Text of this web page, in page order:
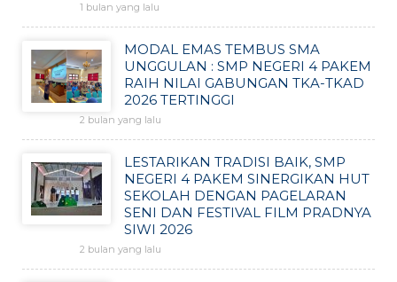
1 bulan yang lalu
MODAL EMAS TEMBUS SMA
UNGGULAN : SMP NEGERI 4 PAKEM
RAIH NILAI GABUNGAN TKA-TKAD
2026 TERTINGGI
2 bulan yang lalu
LESTARIKAN TRADISI BAIK, SMP
NEGERI 4 PAKEM SINERGIKAN HUT
SEKOLAH DENGAN PAGELARAN
SENI DAN FESTIVAL FILM PRADNYA
SIWI 2026
2 bulan yang lalu